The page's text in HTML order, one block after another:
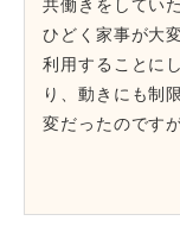
共働きをしてい
ひどく家事が大
利用することに
り、動きにも制
変だったのです